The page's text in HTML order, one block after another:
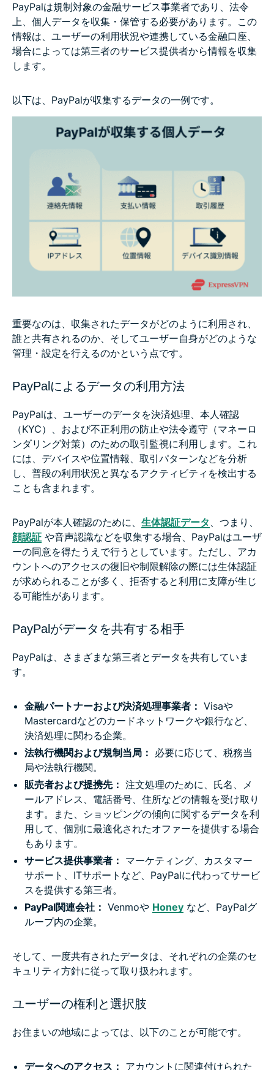
PayPalは規制対象の金融サービス事業者であり、法令
上、個人データを収集・保管する必要があります。この
情報は、ユーザーの利用状況や連携している金融口座、
場合によっては第三者のサービス提供者から情報を収集
します。
以下は、PayPalが収集するデータの一例です。
重要なのは、収集されたデータがどのように利用され、
誰と共有されるのか、そしてユーザー自身がどのような
管理・設定を行えるのかという点です。
PayPalによるデータの利用方法
PayPalは、ユーザーのデータを決済処理、本人確認
（KYC）、および不正利用の防止や法令遵守（マネーロ
ンダリング対策）のための取引監視に利用します。これ
には、デバイスや位置情報、取引パターンなどを分析
し、普段の利用状況と異なるアクティビティを検出する
ことも含まれます。
PayPalが本人確認のために、 生体認証データ 、つまり、
顔認証 や音声認識などを収集する場合、PayPalはユーザ
ーの同意を得たうえで行うとしています。ただし、アカ
ウントへのアクセスの復旧や制限解除の際には生体認証
が求められることが多く、拒否すると利用に支障が生じ
る可能性があります。
PayPalがデータを共有する相手
PayPalは、さまざまな第三者とデータを共有していま
す。
金融パートナーおよび決済処理事業者： Visaや
Mastercardなどのカードネットワークや銀行など、
決済処理に関わる企業。
法執行機関および規制当局： 必要に応じて、税務当
局や法執行機関。
販売者および提携先： 注文処理のために、氏名、メ
ールアドレス、電話番号、住所などの情報を受け取り
ます。また、ショッピングの傾向に関するデータを利
用して、個別に最適化されたオファーを提供する場合
もあります。
サービス提供事業者： マーケティング、カスタマー
サポート、ITサポートなど、PayPalに代わってサービ
スを提供する第三者。
PayPal関連会社： Venmoや Honey など、PayPalグ
ループ内の企業。
そして、一度共有されたデータは、それぞれの企業のセ
キュリティ方針に従って取り扱われます。
ユーザーの権利と選択肢
お住まいの地域によっては、以下のことが可能です。
データへのアクセス： アカウントに関連付けられた